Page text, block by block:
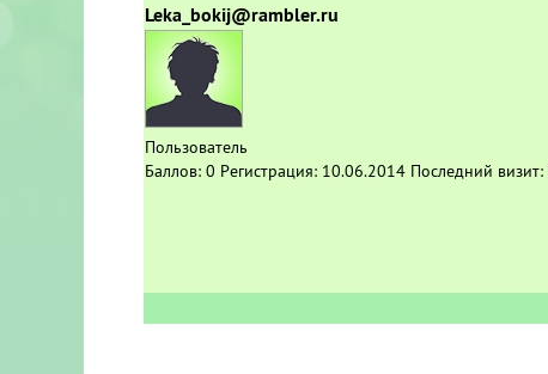
Leka_bokij@rambler.ru
Пользователь
Баллов: 0 Регистрация: 10.06.2014 Последний визит: